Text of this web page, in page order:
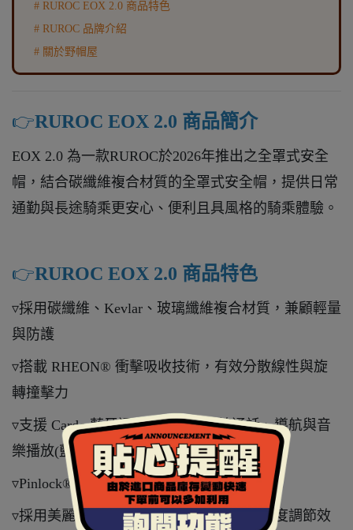
# RUROC EOX 2.0 商品特色
# RUROC 品牌介紹
# 關於野帽屋
👉️RUROC EOX 2.0 商品簡介
EOX 2.0 為一款RUROC於2026年推出之全罩式安全
帽，結合碳纖維複合材質的全罩式安全帽，提供日常
通勤與長途騎乘更安心、便利且具風格的騎乘體驗。
👉️RUROC EOX 2.0 商品特色
▿採用碳纖維、Kevlar、玻璃纖維複合材質，兼顧輕量
與防護
▿搭載 RHEON® 衝擊吸收技術，有效分散線性與旋
轉撞擊力
▿支援 Cardo 藍牙通訊系統，可連線通話、導航與音
樂播放(藍牙通訊系統需要加購)
▿Pinlock® 防霧鏡片，提供清晰視野
▿採用美麗諾羊毛內襯，具備吸濕排汗與溫度調節效